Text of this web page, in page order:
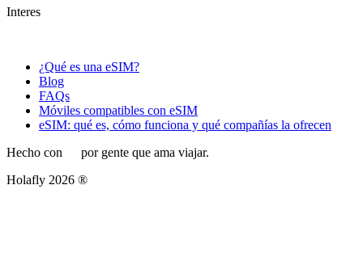
Interes
¿Qué es una eSIM?
Blog
FAQs
Móviles compatibles con eSIM
eSIM: qué es, cómo funciona y qué compañías la ofrecen
Hecho con
por gente que ama viajar.
Holafly 2026 ®